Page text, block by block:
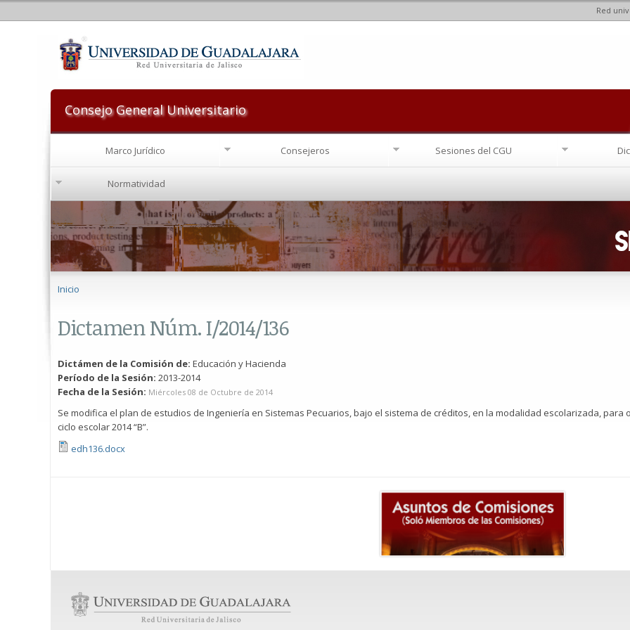
Red
Consejo General Universitario
Marco Jurídico Consejeros Sesiones del CGU
Normatividad
Inicio
Dictamen Núm. I/2014/136
Dictámen de la Comisión de: Educación y Hacienda
Período de la Sesión: 2013-2014
Fecha de la Sesión: Miércoles 08 de Octubre de 2014
Se modifica el plan de estudios de Ingeniería en Sistemas Pecuarios, bajo el sistema de créditos, en la modalidad escolarizada,
ciclo escolar 2014 “B”.
edh136.docx